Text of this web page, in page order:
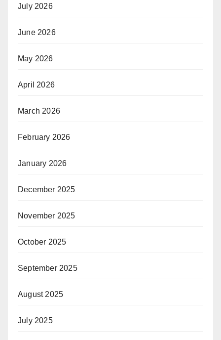
July 2026
June 2026
May 2026
April 2026
March 2026
February 2026
January 2026
December 2025
November 2025
October 2025
September 2025
August 2025
July 2025